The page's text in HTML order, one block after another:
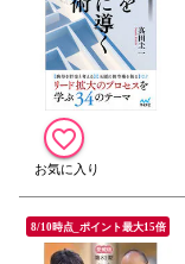
8/10時点_ポイント最大15倍